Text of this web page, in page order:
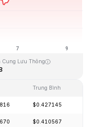
Cung Lưu Thông
Trung Bình
$0.427145
$0.410567